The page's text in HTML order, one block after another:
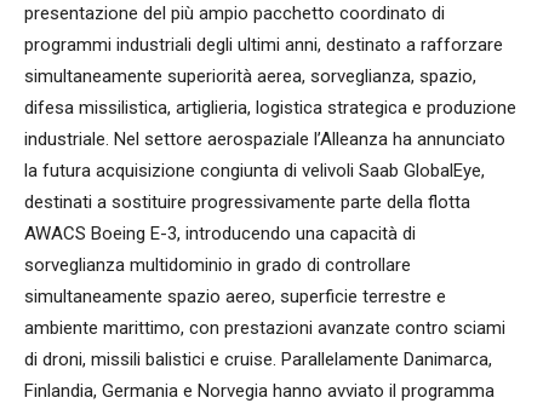
presentazione del più ampio pacchetto coordinato di
programmi industriali degli ultimi anni, destinato a rafforzare
simultaneamente superiorità aerea, sorveglianza, spazio,
difesa missilistica, artiglieria, logistica strategica e produzione
industriale. Nel settore aerospaziale l’Alleanza ha annunciato
la futura acquisizione congiunta di velivoli Saab GlobalEye,
destinati a sostituire progressivamente parte della flotta
AWACS Boeing E-3, introducendo una capacità di
sorveglianza multidominio in grado di controllare
simultaneamente spazio aereo, superficie terrestre e
ambiente marittimo, con prestazioni avanzate contro sciami
di droni, missili balistici e cruise. Parallelamente Danimarca,
Finlandia, Germania e Norvegia hanno avviato il programma